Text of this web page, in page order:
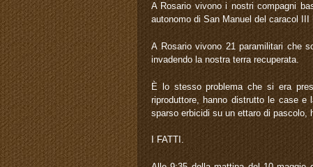
A Rosario vivono i nostri compagni
autonomo di San Manuel del caracol III
A Rosario vivono 21 paramilitari che
invadendo la nostra terra recuperata.
È lo stesso problema che si era
riproduttore, hanno distrutto le case e
sparso erbicidi su un ettaro di pascolo,
I FATTI.